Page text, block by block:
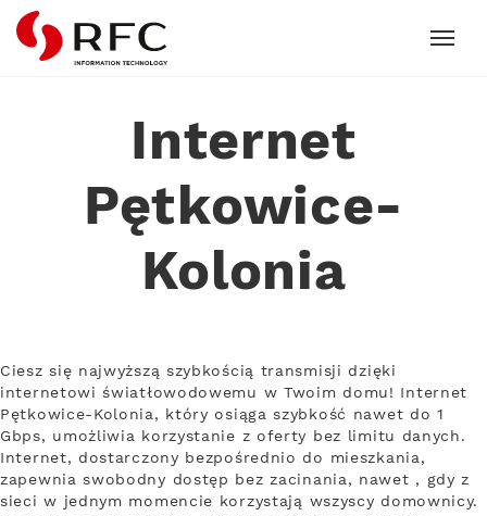
RFC
Internet
Pętkowice-
Kolonia
Ciesz się najwyższą szybkością transmisji dzięki
internetowi światłowodowemu w Twoim domu! Internet
Pętkowice-Kolonia, który osiąga szybkość nawet do 1
Gbps, umożliwia korzystanie z oferty bez limitu danych.
Internet, dostarczony bezpośrednio do mieszkania,
zapewnia swobodny dostęp bez zacinania, nawet , gdy z
sieci w jednym momencie korzystają wszyscy domownicy.